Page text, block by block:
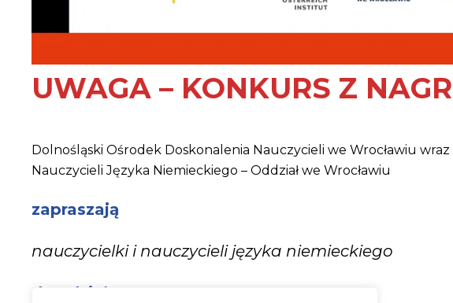
UWAGA – KONKURS Z
Dolnośląski Ośrodek Doskonalenia Nauczycieli we Wrocławiu
Nauczycieli Języka Niemieckiego – Oddział we Wrocławiu
zapraszają
nauczycielki i nauczycieli języka niemieckiego
do udziału